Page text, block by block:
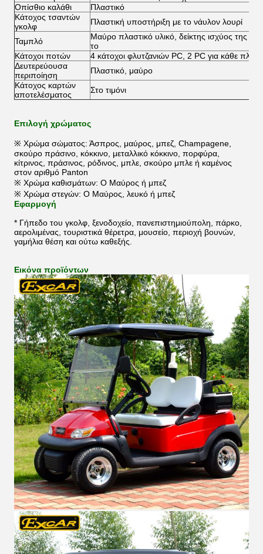
Οπίσθιο καλάθι
Πλαστικό
Κάτοχος τσαντών
γκολφ
Πλαστική υποστήριξη με το νάυλον λουρί
Ταμπλό
Μαύρο πλαστικό υλικό, δείκτης ισχύος της
το
Κάτοχοι ποτών
4 κάτοχοι φλυτζανιών PC, 2 PC για κάθε
Δευτερεύουσα
περιποίηση
Πλαστικό, μαύρο
Κάτοχος καρτών
αποτελέσματος
Στο τιμόνι
Επιλογή χρώματος
※ Χρώμα σώματος: Άσπρος, μαύρος, μπεζ, Champagene,
σκούρο πράσινο, κόκκινο, μεταλλικό κόκκινο, πορφύρα,
κίτρινος, πράσινος, ρόδινος, μπλε, σκούρο μπλε ή καμένος
στον αριθμό Panton
※ Χρώμα καθισμάτων: Ο Μαύρος ή μπεζ
※ Χρώμα στεγών: Ο Μαύρος, λευκό ή μπεζ
Εφαρμογή
* Γήπεδο του γκολφ, ξενοδοχείο, πανεπιστημιούπολη, πάρκο,
αερολιμένας, τουριστικά θέρετρα, μουσείο, περιοχή βουνών,
γαμήλια θέση και ούτω καθεξής.
Εικόνα προϊόντων